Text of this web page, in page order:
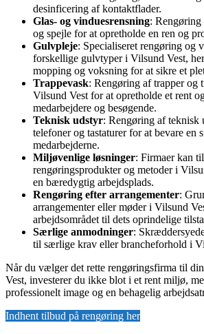
desinficering af kontaktflader.
Glas- og vinduesrensning: Rengøring
og spejle for at opretholde en ren og
Gulvpleje: Specialiseret rengøring og
forskellige gulvtyper i Vilsund Vest,
mopping og voksning for at sikre et
Trappevask: Rengøring af trapper og
Vilsund Vest for at opretholde et rent
medarbejdere og besøgende.
Teknisk udstyr: Rengøring af teknisk
telefoner og tastaturer for at bevare en
medarbejderne.
Miljøvenlige løsninger: Firmaer kan
rengøringsprodukter og metoder i
en bæredygtig arbejdsplads.
Rengøring efter arrangementer:
arrangementer eller møder i Vilsund
arbejdsområdet til dets oprindelige
Særlige anmodninger:
til særlige krav eller brancheforhold i
Når du vælger det rette rengøringsfirma til
Vest, investerer du ikke blot i et rent miljø,
professionelt image og en behagelig
Indhent tilbud på rengøring her